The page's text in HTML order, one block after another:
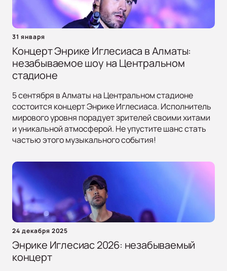
31 января
Концерт Энрике Иглесиаса в Алматы:
незабываемое шоу на Центральном
стадионе
5 сентября в Алматы на Центральном стадионе
состоится концерт Энрике Иглесиаса. Исполнитель
мирового уровня порадует зрителей своими хитами
и уникальной атмосферой. Не упустите шанс стать
частью этого музыкального события!
24 декабря 2025
Энрике Иглесиас 2026: незабываемый
концерт